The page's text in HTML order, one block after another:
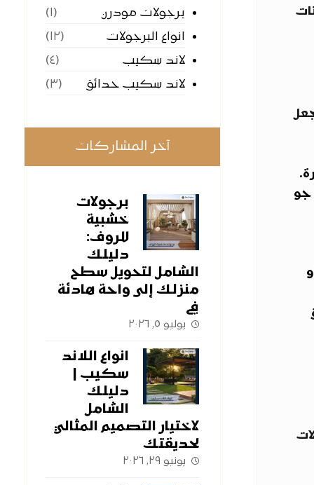
جو
برجولات مودرن
(١)
انواع البرجولات
(١٢)
لاند سكيب
(٤)
لاند سكيب حدائق
(٣)
آخر المشاركات
برجولات
خشبية
للروف:
دليلك
الشامل لتحويل سطح
منزلك إلى واحة هادئة
في
يوليو ٥, ٢٠٢٦
انواع اللاند
سكيب |
دليلك
الشامل
لاختيار التصميم المثالي
لحديقتك
يونيو ٢٩, ٢٠٢٦